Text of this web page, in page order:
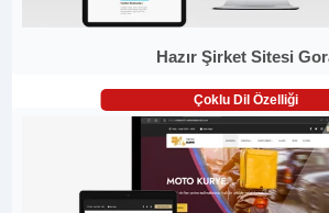
Hazır Şirket Sitesi
Çoklu Dil Özelliği